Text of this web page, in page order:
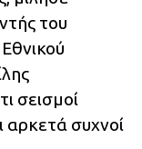
του
σεισμοί
αρκετά συχνοί